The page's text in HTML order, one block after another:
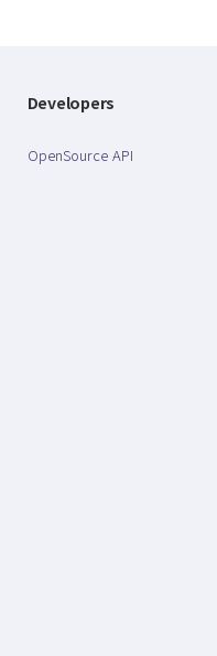
Developers
OpenSource API